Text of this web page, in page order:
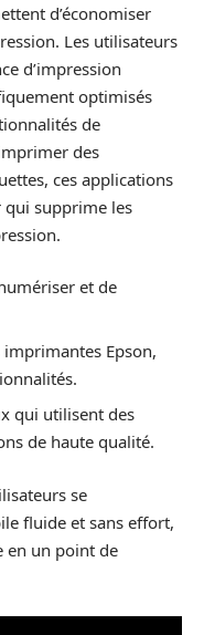
d’économiser
Les utilisateurs
d’impression
optimisés
de
des
ces applications
supprime les
et de
Epson,
qui utilisent des
de haute qualité.
se
fluide et sans effort,
en un point de